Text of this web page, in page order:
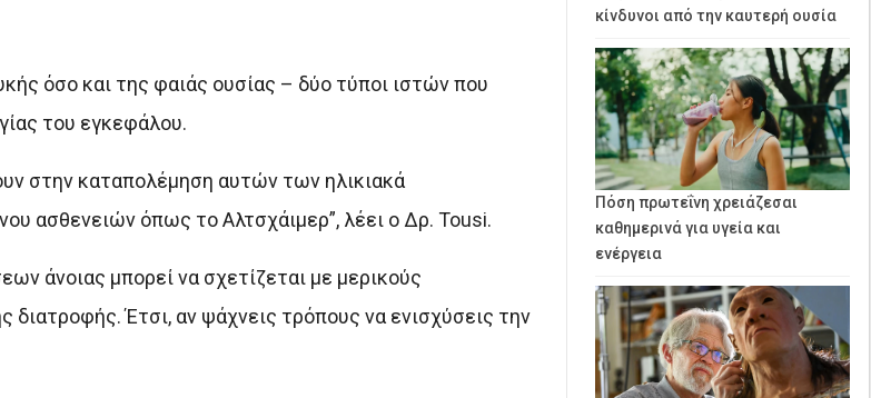
όσο και της φαιάς ουσίας – δύο τύποι ιστών που
του εγκεφάλου.
στην καταπολέμηση αυτών των ηλικιακά
ασθενειών όπως το Αλτσχάιμερ”, λέει ο Δρ. Tousi.
άνοιας μπορεί να σχετίζεται με μερικούς
Έτσι, αν ψάχνεις τρόπους να ενισχύσεις την
κίνδυνοι από την καυτερή ουσία
Πόση πρωτεΐνη χρειάζεσαι
καθημερινά για υγεία και
ενέργεια